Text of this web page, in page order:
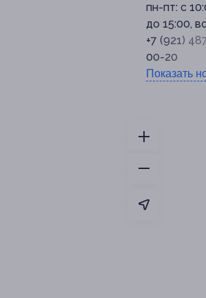
пн-пт: с
до 15:00,
+7 (921)
00-20
Показать